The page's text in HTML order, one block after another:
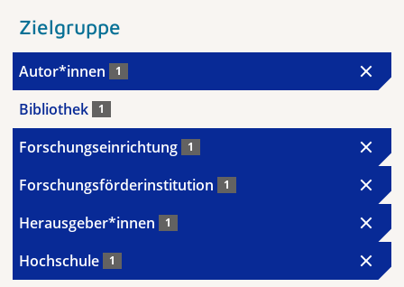
Zielgruppe
Autor*innen 1
Bibliothek 1
Forschungseinrichtung 1
Forschungsförderinstitution 1
Herausgeber*innen 1
Hochschule 1